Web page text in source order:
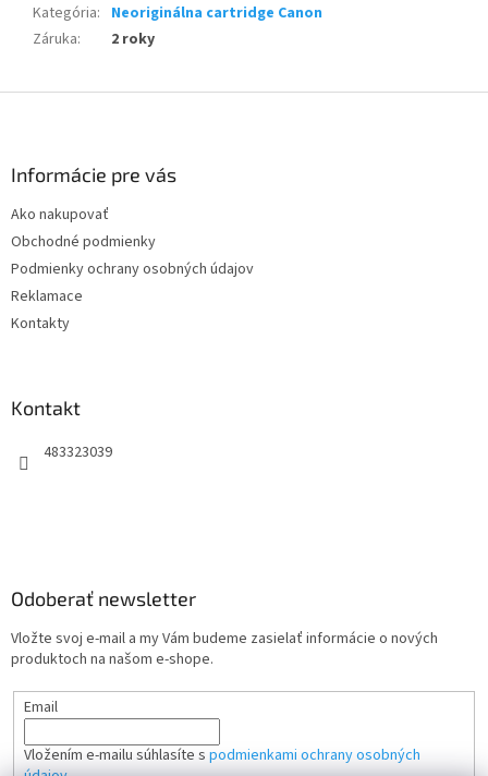
Kategória: Neoriginálna cartridge Canon
Záruka: 2 roky
Informácie pre vás
Ako nakupovať
Obchodné podmienky
Podmienky ochrany osobných údajov
Reklamace
Kontakty
Kontakt
483323039
Odoberať newsletter
Vložte svoj e-mail a my Vám budeme zasielať informácie o nových
produktoch na našom e-shope.
Email
Vložením e-mailu súhlasíte s podmienkami ochrany osobných